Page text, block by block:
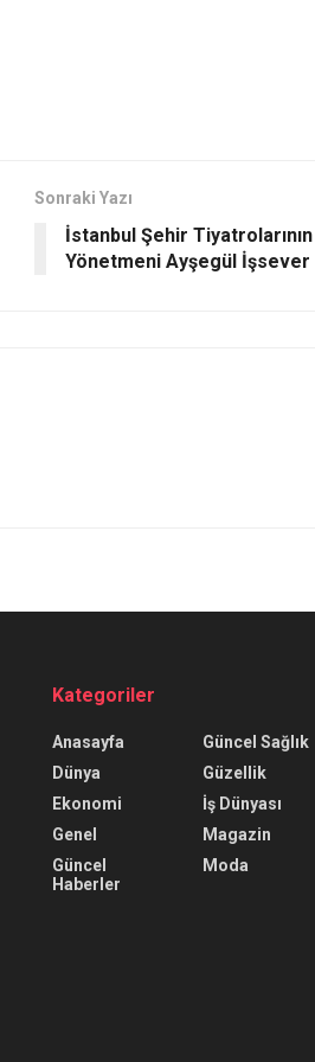
Sonraki Yazı
İstanbul Şehir
Yönetmeni Ayşegül İşsever
Kategoriler
Anasayfa
Dünya
Ekonomi
Genel
Güncel
Haberler
Güncel Sağlık
Güzellik
İş Dünyası
Magazin
Moda